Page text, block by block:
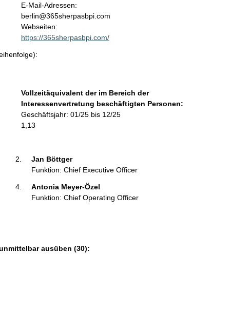
o
n
t
a
t
f
o
r
m
e
E-Mail-Adressen:
berlin@365sherpasbpi.com
Webseiten:
https://365sherpasbpi.com/
Vollzeitäquivalent der im Bereich der
Interessenvertretung beschäftigten Personen:
Geschäftsjahr: 01/25 bis 12/25
1,13
Jan Böttger
Funktion: Chief Executive Officer
Antonia Meyer-Özel
Funktion: Chief Operating Officer
ausüben (30):